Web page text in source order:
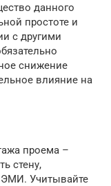
данного
простоте и
с другими
снижение
влияние на
проема –
стену,
Учитывайте